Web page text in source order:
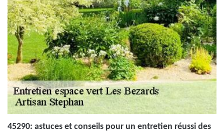
45290: astuces et conseils pour un entretien réussi des